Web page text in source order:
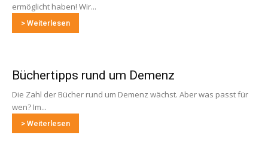
ermöglicht haben! Wir...
> Weiterlesen
Büchertipps rund um Demenz
Die Zahl der Bücher rund um Demenz wächst. Aber was passt für
wen? Im...
> Weiterlesen